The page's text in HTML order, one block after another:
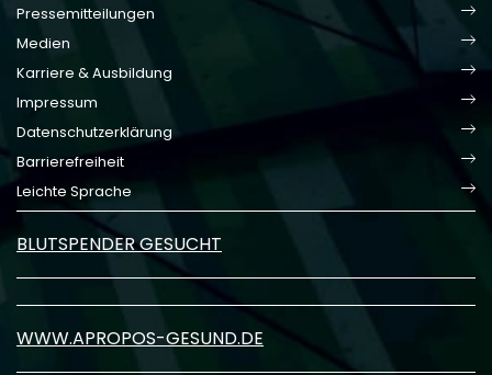
Pressemitteilungen
Medien
Karriere & Ausbildung
Impressum
Datenschutzerklärung
Barrierefreiheit
Leichte Sprache
BLUTSPENDER GESUCHT
WWW.APROPOS-GESUND.DE